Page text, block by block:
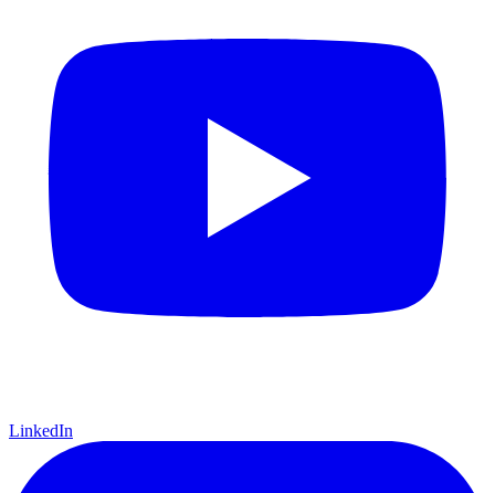
LinkedIn